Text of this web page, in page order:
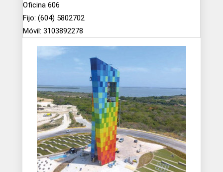
Oficina 606
Fijo: (604) 5802702
Móvil: 3103892278